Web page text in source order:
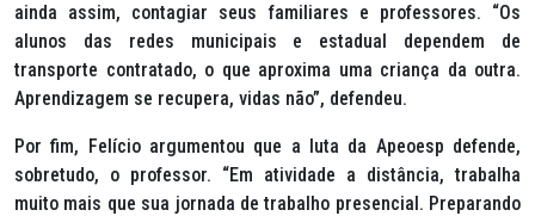
ainda assim, contagiar seus familiares e professores. “Os
alunos das redes municipais e estadual dependem de
transporte contratado, o que aproxima uma criança da outra.
Aprendizagem se recupera, vidas não”, defendeu.
Por fim, Felício argumentou que a luta da Apeoesp defende,
sobretudo, o professor. “Em atividade a distância, trabalha
muito mais que sua jornada de trabalho presencial. Preparando